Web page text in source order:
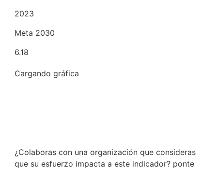
2023
Meta 2030
6.18
Cargando gráfica
¿Colaboras con una organización que consideras
que su esfuerzo impacta a este indicador? ponte